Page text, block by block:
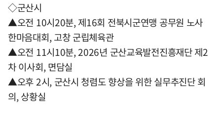
◇군산시
▲오전 10시20분, 제16회 전북시군연맹 공무원 노사
한마음대회, 고창 군립체육관
▲오전 11시10분, 2026년 군산교육발전진흥재단 제2
차 이사회, 면담실
▲오후 2시, 군산시 청렴도 향상을 위한 실무추진단 회
의, 상황실